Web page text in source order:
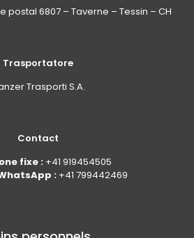
postal 6807 – Taverne – Tessin – CH
Trasportatore
Trasporti S.A.
Contact
fixe : +41 919454505
: +41 799442469